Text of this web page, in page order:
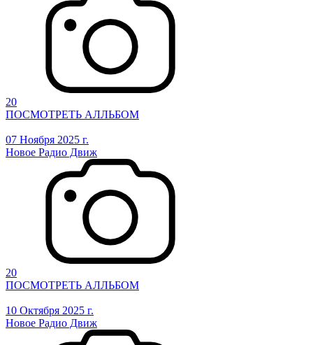
20
ПОСМОТРЕТЬ АЛЛЬБОМ
07 Ноября 2025 г.
Новое Радио Движ
20
ПОСМОТРЕТЬ АЛЛЬБОМ
10 Октября 2025 г.
Новое Радио Движ